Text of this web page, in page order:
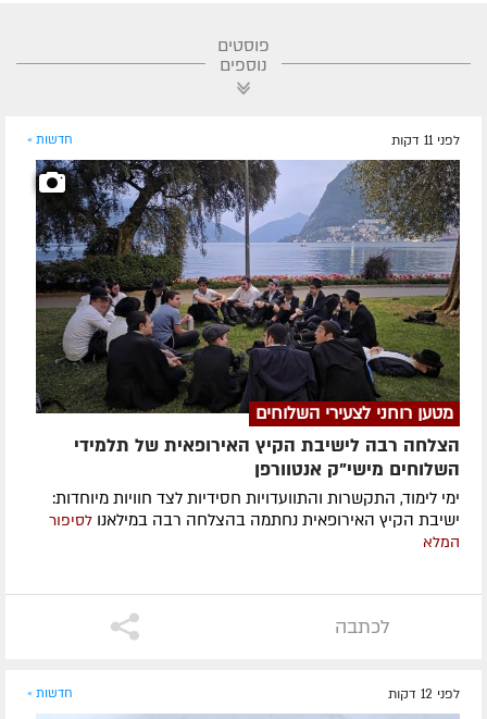
פוסטים
נוספים
לפני 11 דקות חדשות »
מטען רוחני לצעירי השלוחים
הצלחה רבה לישיבת הקיץ האירופאית של תלמידי
השלוחים מישי"ק אנטוורפן
ימי לימוד, התקשרות והתוועדויות חסידיות לצד חוויות מיוחדות:
ישיבת הקיץ האירופאית נחתמה בהצלחה רבה במילאנו לסיפור
המלא
לכתבה
לפני 12 דקות חדשות »